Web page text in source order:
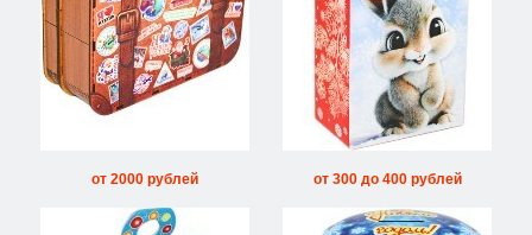
от 2000 рублей от 300 до 400 рублей